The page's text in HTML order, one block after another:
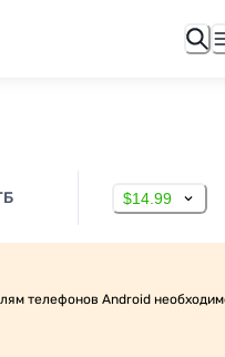
$14.99
телефонов Android